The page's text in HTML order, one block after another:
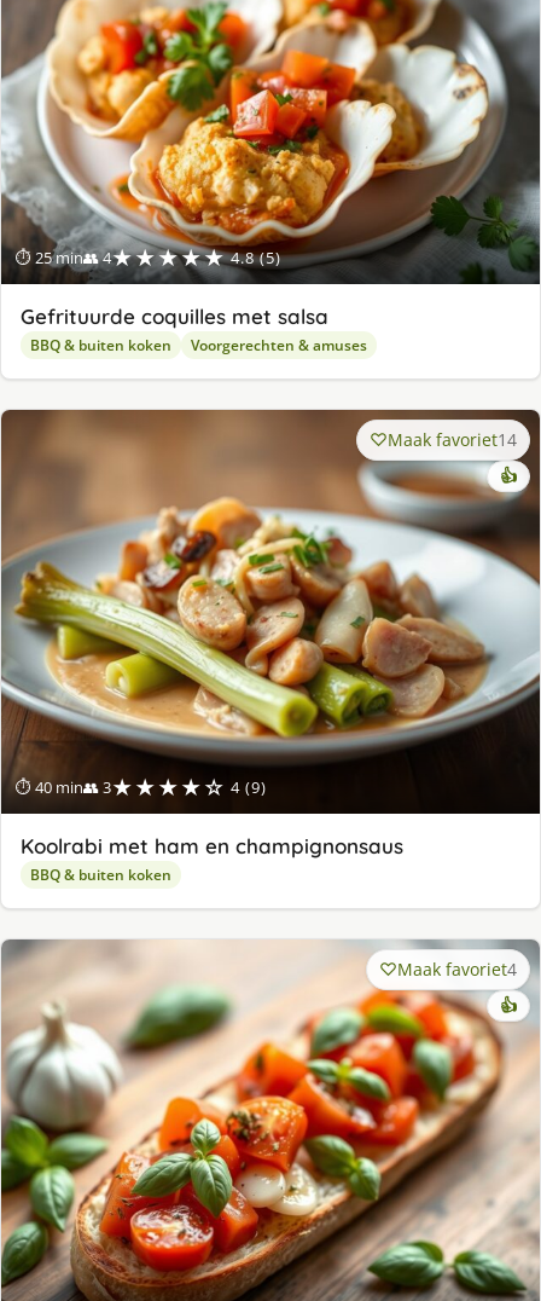
⏱ 25 min👥 4★★★★★ 4.8 (5)
Gefrituurde coquilles met salsa
BBQ & buiten koken Voorgerechten & amuses
⏱ 40 min👥 3★★★★☆ 4 (9)
Maak favoriet14
👍
Koolrabi met ham en champignonsaus
BBQ & buiten koken
Maak favoriet4
👍